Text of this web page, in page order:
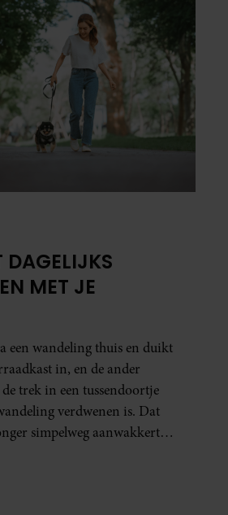
DAGELIJKS
MET JE
een wandeling thuis en duikt
in, en de ander
trek in een tussendoortje
verdwenen is. Dat
simpelweg aanwakkert,